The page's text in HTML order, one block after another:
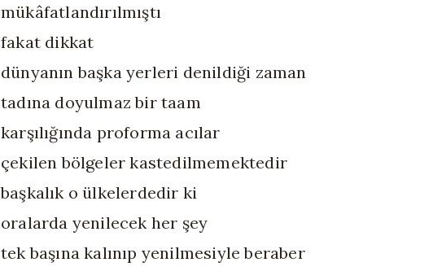
mükâfatlandırılmıştı
fakat dikkat
dünyanın başka yerleri denildiği zaman
tadına doyulmaz bir taam
karşılığında proforma acılar
çekilen bölgeler kastedilmemektedir
başkalık o ülkelerdedir ki
oralarda yenilecek her şey
tek başına kalınıp yenilmesiyle beraber